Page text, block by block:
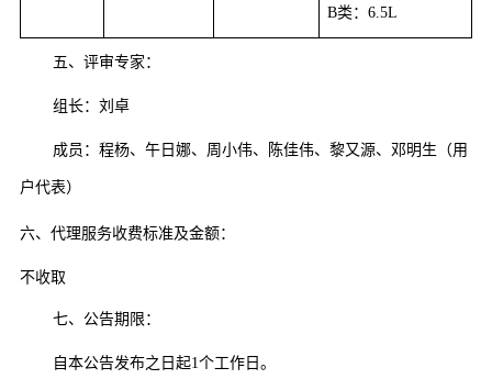
B类：6.5L
五、评审专家：
组长：刘卓
成员：程杨、午日娜、周小伟、陈佳伟、黎又源、邓明生（用
户代表）
六、代理服务收费标准及金额：
不收取
七、公告期限 ：
自本公告发布之日起1个工作日。